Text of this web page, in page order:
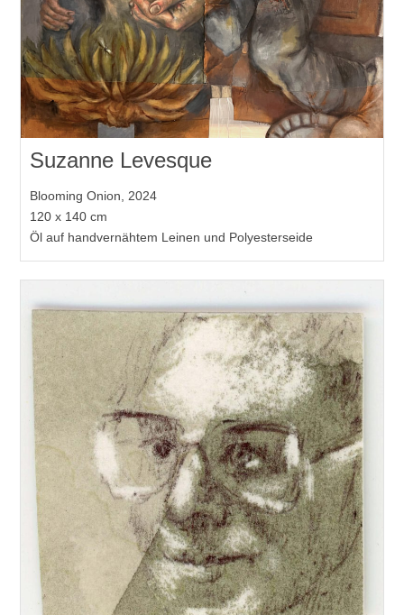
Suzanne Levesque
Blooming Onion, 2024
120 x 140 cm
Öl auf handvernähtem Leinen und Polyesterseide